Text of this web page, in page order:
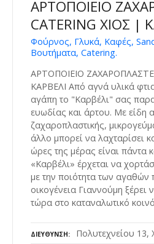
ΑΡΤΟΠΟΙΕΙΟ
CATERING ΧΙΟΣ |
Φούρνος, Γλυκά, Καφές,
Βουτήματα, Catering.
ΑΡΤΟΠΟΙΕΙΟ
ΚΑΡΒΕΛΙ Από αγνά υλικά
αγάπη το "Καρβέλι" σας
ευωδίας και άρτου. Με είδη
ζαχαροπλαστικής,
άλλο μπορεί να λαχταρίσει
ώρες της μέρας είναι πάντα
«Καρβέλι» έρχεται να
με την ποιότητα των αγαθών
οικογένεια Γιαννούμη
τώρα στο καταναλωτικό
ΔΙΕΎΘΥΝΣΗ Πολυτεχνείου 13,